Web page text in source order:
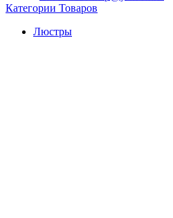
Категории Товаров
Люстры